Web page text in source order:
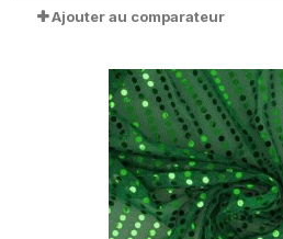
Ajouter au comparateur